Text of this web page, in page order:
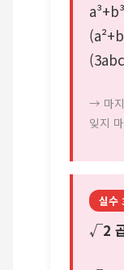
→ 마지
잊지
실수
√2